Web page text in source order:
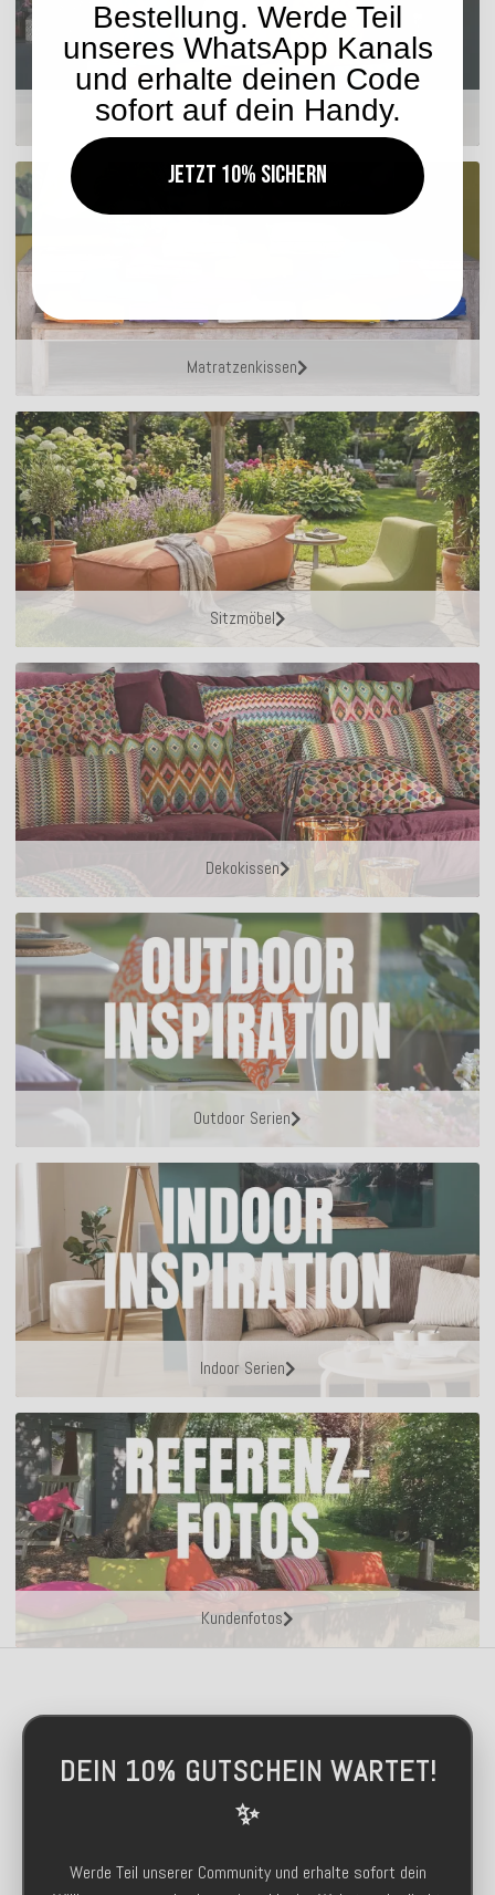
Hocker
Matratzenkissen
Sitzmöbel
Dekokissen
Outdoor Serien
Indoor Serien
Kundenfotos
DEIN 10% GUTSCHEIN WARTET!
✨
Werde Teil unserer Community und erhalte sofort dein
Bestellung. Werde Teil
unseres WhatsApp Kanals
und erhalte deinen Code
sofort auf dein Handy.
Jetzt 10% sichern